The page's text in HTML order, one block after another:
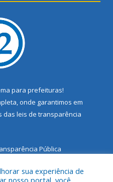
para prefeituras!
onde garantimos em
das leis de transparência
Pública
sua experiência de
nosso portal, você